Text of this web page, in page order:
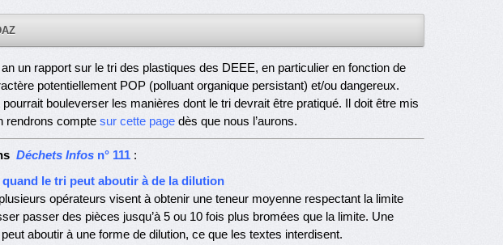
an un rapport sur le tri des plastiques des DEEE, en particulier en fonction de
potentiellement POP (polluant organique persistant) et/ou dangereux.
bouleverser les manières dont le tri devrait être pratiqué. Il doit être mis
rendrons compte sur cette pagedès que nous l’aurons.
Déchets Infosn° 111:
le tri peut aboutir à de la dilution
opérateurs visent à obtenir une teneur moyenne respectant la limite
passer des pièces jusqu’à 5 ou 10 fois plus bromées que la limite. Une
aboutir à une forme de dilution, ce que les textes interdisent.